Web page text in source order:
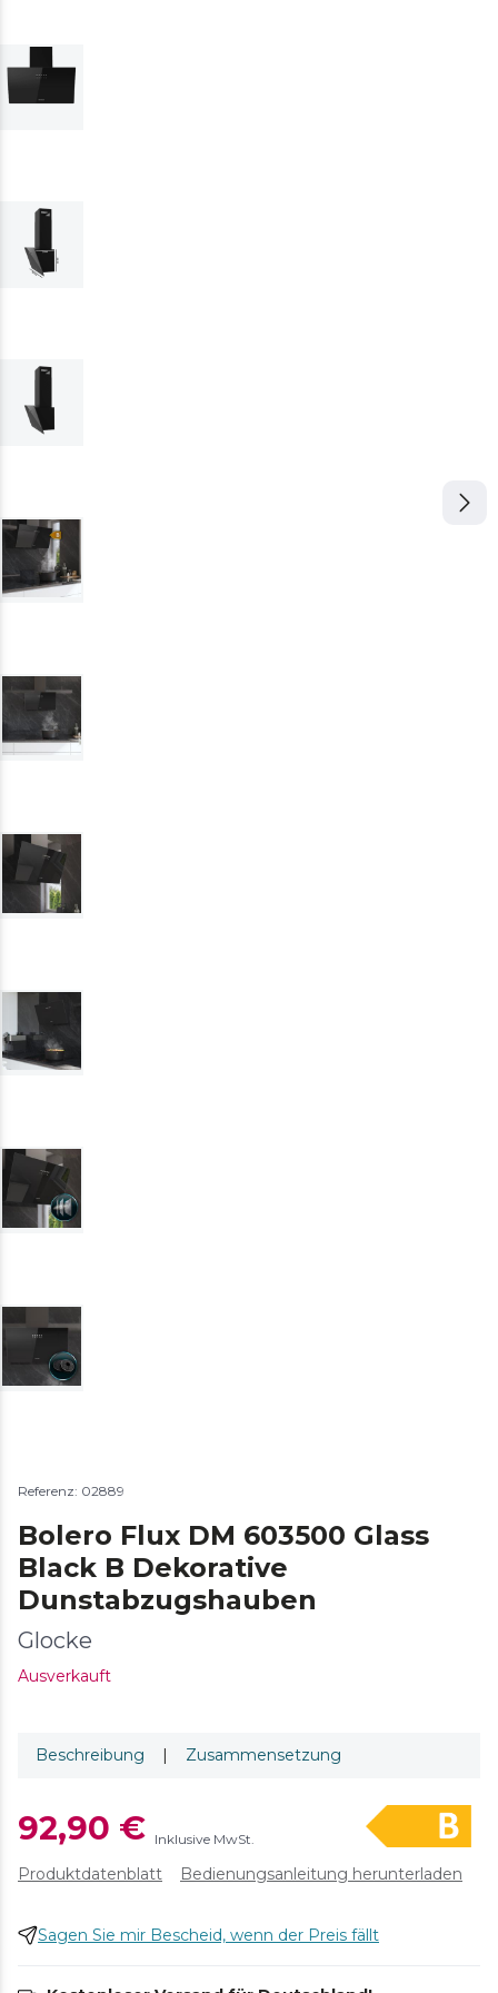
Referenz: 02889
Bolero Flux DM 603500 Glass
Black B Dekorative
Dunstabzugshauben
Glocke
Ausverkauft
Beschreibung | Zusammensetzung
92,90 € Inklusive MwSt.
Produktdatenblatt Bedienungsanleitung herunterladen
Sagen Sie mir Bescheid, wenn der Preis fällt